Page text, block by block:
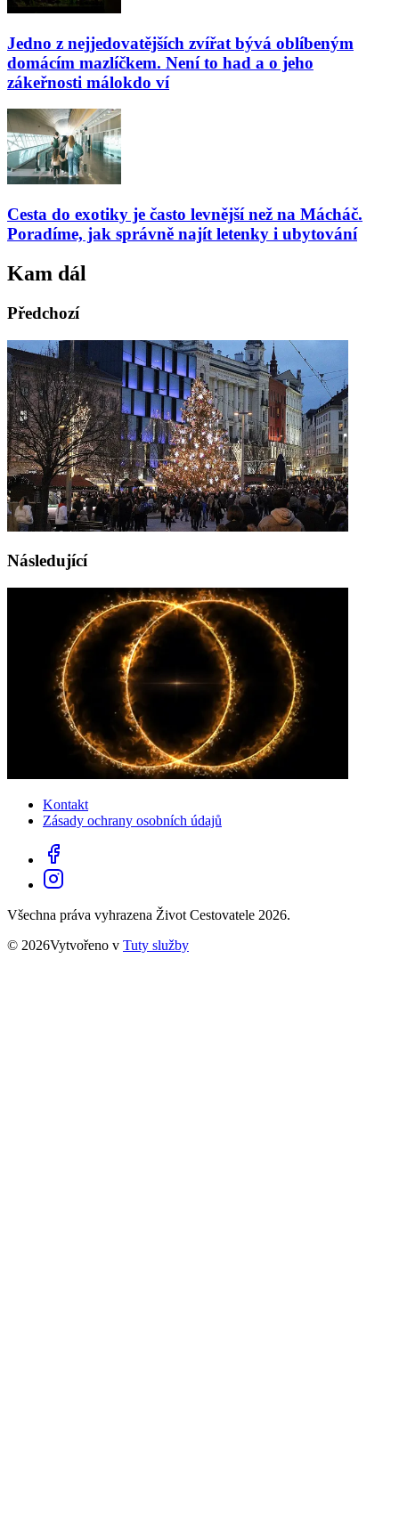
Jedno z nejjedovatějších zvířat bývá oblíbeným
domácím mazlíčkem. Není to had a o jeho
zákeřnosti málokdo ví
Cesta do exotiky je často levnější než na Mácháč.
Poradíme, jak správně najít letenky i ubytování
Kam dál
Předchozí
Následující
Kontakt
Zásady ochrany osobních údajů
Všechna práva vyhrazena Život Cestovatele 2026.
© 2026Vytvořeno v Tuty služby